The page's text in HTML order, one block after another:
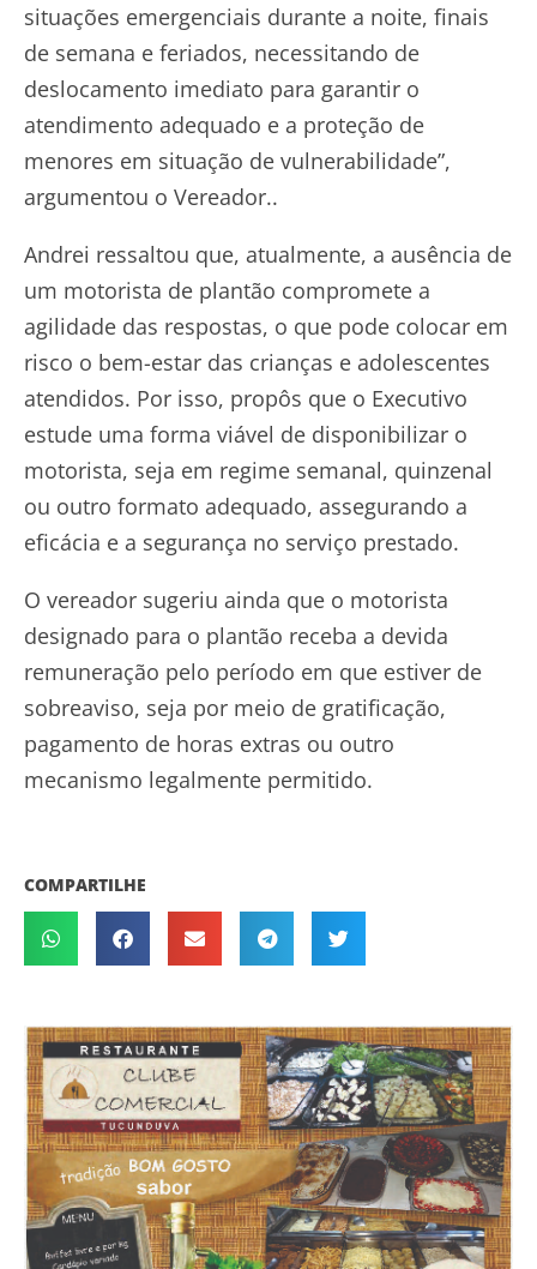
situações emergenciais durante a noite, finais
de semana e feriados, necessitando de
deslocamento imediato para garantir o
atendimento adequado e a proteção de
menores em situação de vulnerabilidade”,
argumentou o Vereador..
Andrei ressaltou que, atualmente, a ausência de
um motorista de plantão compromete a
agilidade das respostas, o que pode colocar em
risco o bem-estar das crianças e adolescentes
atendidos. Por isso, propôs que o Executivo
estude uma forma viável de disponibilizar o
motorista, seja em regime semanal, quinzenal
ou outro formato adequado, assegurando a
eficácia e a segurança no serviço prestado.
O vereador sugeriu ainda que o motorista
designado para o plantão receba a devida
remuneração pelo período em que estiver de
sobreaviso, seja por meio de gratificação,
pagamento de horas extras ou outro
mecanismo legalmente permitido.
COMPARTILHE